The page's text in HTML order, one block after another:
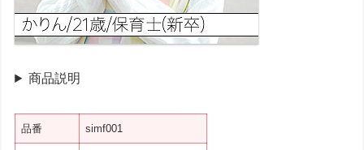
商品説明
品番 simf001